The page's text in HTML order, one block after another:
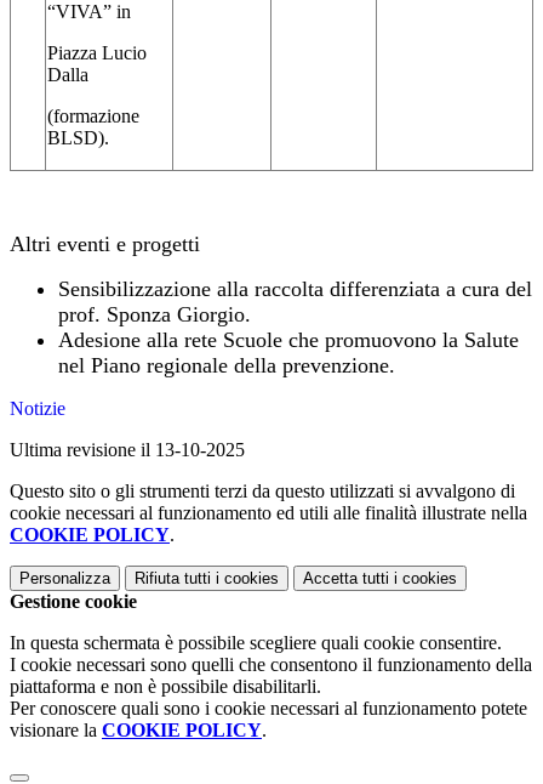
“VIVA” in
Piazza Lucio
Dalla
(formazione
BLSD).
Altri eventi e progetti
Sensibilizzazione alla raccolta differenziata a cura del
prof. Sponza Giorgio.
Adesione alla rete Scuole che promuovono la Salute
nel Piano regionale della prevenzione.
Notizie
Ultima revisione il 13-10-2025
Questo sito o gli strumenti terzi da questo utilizzati si avvalgono di
cookie necessari al funzionamento ed utili alle finalità illustrate nella
COOKIE POLICY.
Personalizza Rifiuta tutti i cookies Accetta tutti i cookies
Gestione cookie
In questa schermata è possibile scegliere quali cookie consentire.
I cookie necessari sono quelli che consentono il funzionamento della
piattaforma e non è possibile disabilitarli.
Per conoscere quali sono i cookie necessari al funzionamento potete
visionare la COOKIE POLICY.